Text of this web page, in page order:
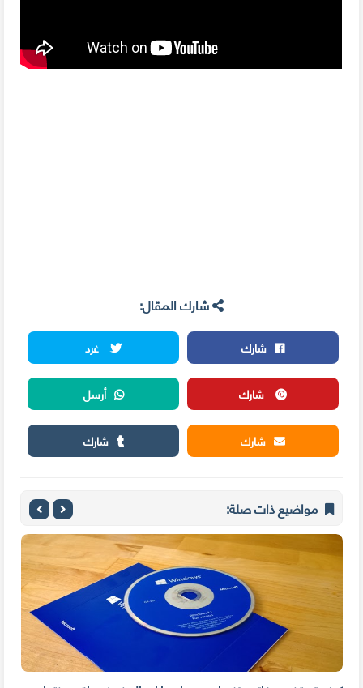
شارك المقال:
شارك
غرد
شارك
أرسل
شارك
شارك
مواضيع ذات صلة: